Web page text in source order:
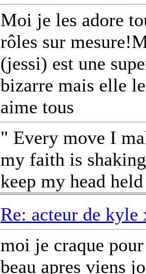
Moi je les adore
rôles sur
(jessi) est une
bizarre mais elle
aime tous
" Every move I
my faith is
keep my head
Re: acteur de
moi je craque
beau apres viens